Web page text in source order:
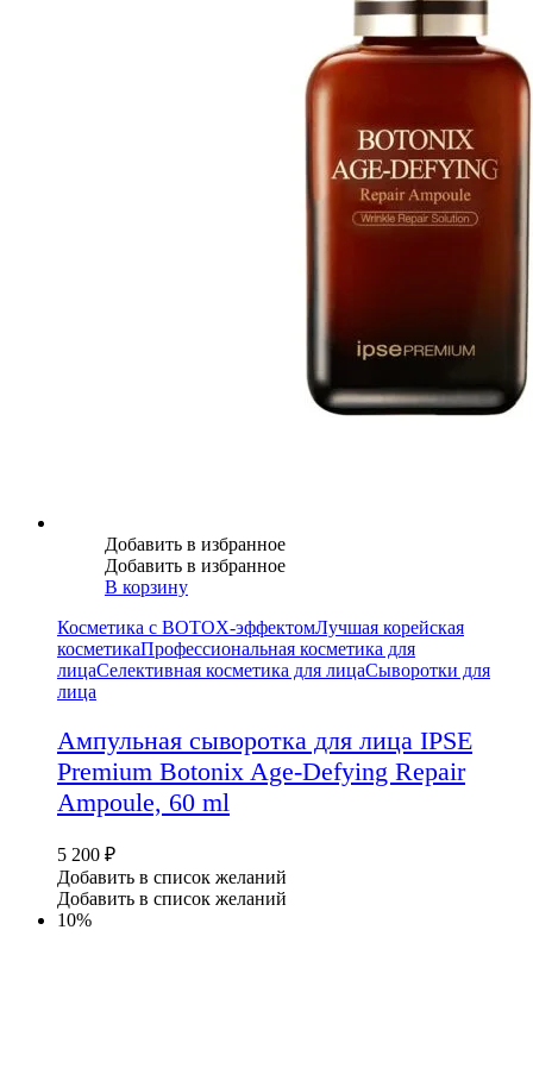
Добавить в избранное
Добавить в избранное
В корзину
Косметика с BOTOX-эффектомЛучшая корейская
косметикаПрофессиональная косметика для
лицаСелективная косметика для лицаСыворотки для
лица
Ампульная сыворотка для лица IPSE
Premium Botonix Age-Defying Repair
Ampoule, 60 ml
5 200 ₽
Добавить в список желаний
Добавить в список желаний
10%